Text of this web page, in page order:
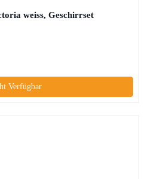
weiss, Geschirrset
Verfügbar